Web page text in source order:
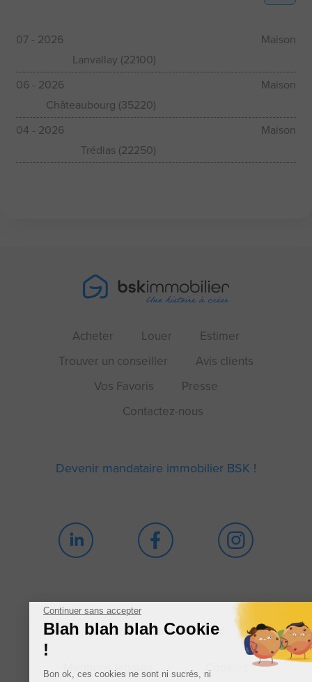
07 - 2026
Maison
Lanvallay (22100)
06 - 2026
Maison
Châteaubourg (35220)
04 - 2026
Maison
Trédias (22250)
Acheter Louer
Estimer
Trouver un conseiller
Avis clients
Vos Favoris
Presse
Contactez-nous
Devenir mandataire immobilier BSK !
Politique de confidentialité
Mentions légales Cookies
Continuer sans accepter
Blah blah blah Cookie
Bon ok, ces cookies ne sont ni sucrés, ni